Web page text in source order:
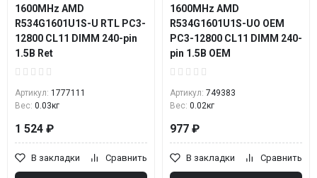
1600MHz AMD
R534G1601U1S-U RTL PC3-
12800 CL11 DIMM 240-pin
1.5В Ret
Артикул: 1777111
Вес: 0.03кг
1 524 ₽
В закладки Сравнить
1600MHz AMD
R534G1601U1S-UO OEM
PC3-12800 CL11 DIMM 240-
pin 1.5В OEM
Артикул: 749383
Вес: 0.02кг
977 ₽
В закладки Сравнить